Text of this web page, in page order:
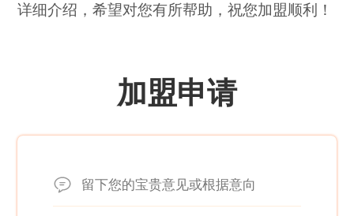
详细介绍，希望对您有所帮助，祝您加盟顺利！
加盟申请